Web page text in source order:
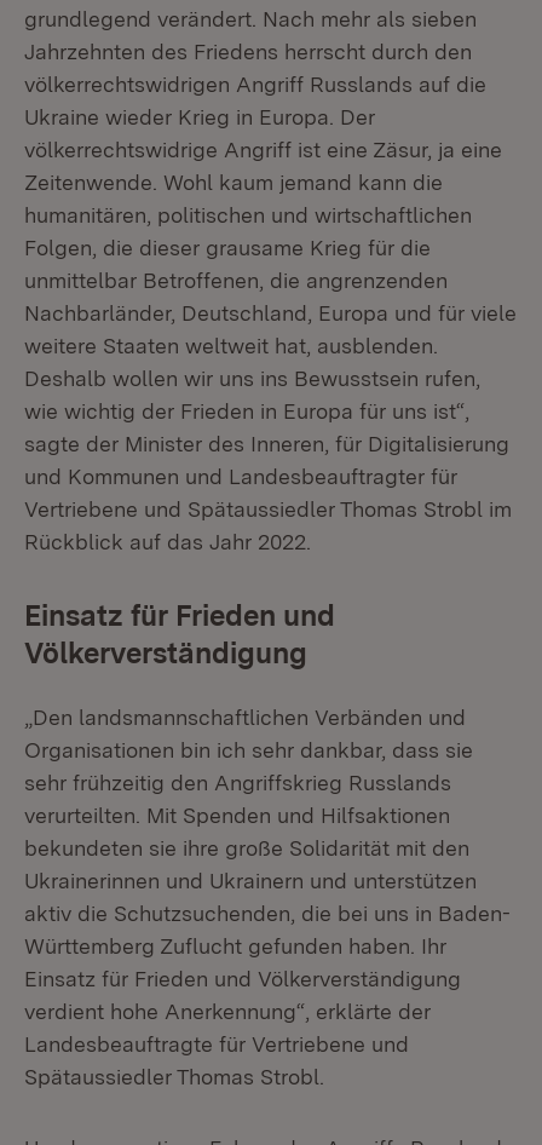
grundlegend verändert. Nach mehr als sieben
Jahrzehnten des Friedens herrscht durch den
völkerrechtswidrigen Angriff Russlands auf die
Ukraine wieder Krieg in Europa. Der
völkerrechtswidrige Angriff ist eine Zäsur, ja eine
Zeitenwende. Wohl kaum jemand kann die
humanitären, politischen und wirtschaftlichen
Folgen, die dieser grausame Krieg für die
unmittelbar Betroffenen, die angrenzenden
Nachbarländer, Deutschland, Europa und für viele
weitere Staaten weltweit hat, ausblenden.
Deshalb wollen wir uns ins Bewusstsein rufen,
wie wichtig der Frieden in Europa für uns ist“,
sagte der Minister des Inneren, für Digitalisierung
und Kommunen und Landesbeauftragter für
Vertriebene und Spätaussiedler Thomas Strobl im
Rückblick auf das Jahr 2022.
Einsatz für Frieden und
Völkerverständigung
„Den landsmannschaftlichen Verbänden und
Organisationen bin ich sehr dankbar, dass sie
sehr frühzeitig den Angriffskrieg Russlands
verurteilten. Mit Spenden und Hilfsaktionen
bekundeten sie ihre große Solidarität mit den
Ukrainerinnen und Ukrainern und unterstützen
aktiv die Schutzsuchenden, die bei uns in Baden-
Württemberg Zuflucht gefunden haben. Ihr
Einsatz für Frieden und Völkerverständigung
verdient hohe Anerkennung“, erklärte der
Landesbeauftragte für Vertriebene und
Spätaussiedler Thomas Strobl.